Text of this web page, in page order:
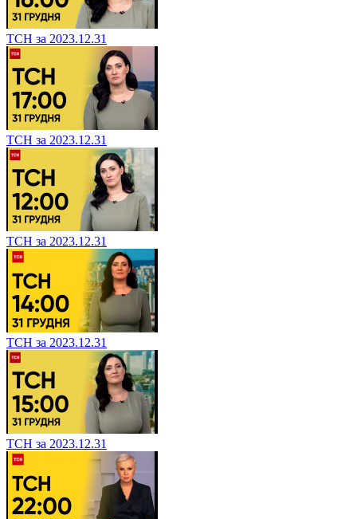
ТСН за 2023.12.31
ТСН за 2023.12.31
ТСН за 2023.12.31
ТСН за 2023.12.31
ТСН за 2023.12.31